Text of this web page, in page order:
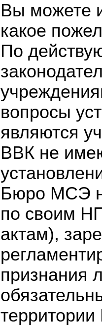
Вы можете
какое
По
вопросы
являются
ВВК не
Бюро МСЭ
по своим
актам),
признания